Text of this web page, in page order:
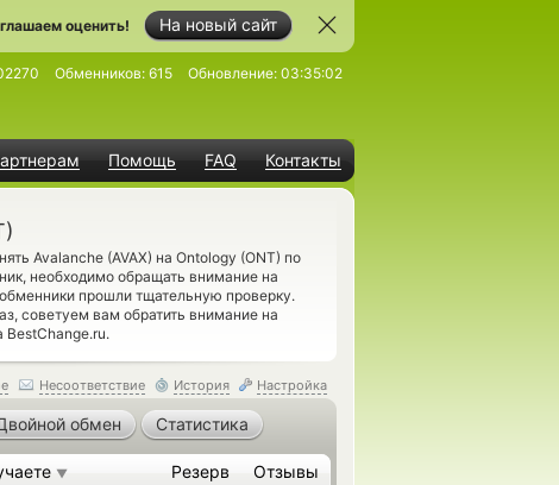
На новый сайт
оценить!
Помощь FAQ Контакты
Обменников: 615 Обновление: 03:35:02
Avalanche (AVAX) на Ontology (ONT) по
необходимо обращать внимание на
прошли тщательную проверку.
советуем вам обратить внимание на
BestChange.ru.
Несоответствие История Настройка
обмен Статистика
▼ Резерв Отзывы